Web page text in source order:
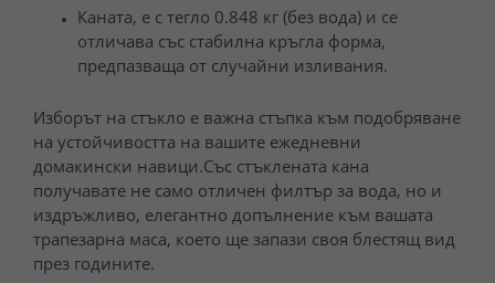
Каната, е с тегло 0.848 кг (без вода) и се
отличава със стабилна кръгла форма,
предпазваща от случайни изливания.
Изборът на стъкло е важна стъпка към подобряване
на устойчивостта на вашите ежедневни
домакински навици.Със стъклената кана
получавате не само отличен филтър за вода, но и
издръжливо, елегантно допълнение към вашата
трапезарна маса, което ще запази своя блестящ вид
през годините.